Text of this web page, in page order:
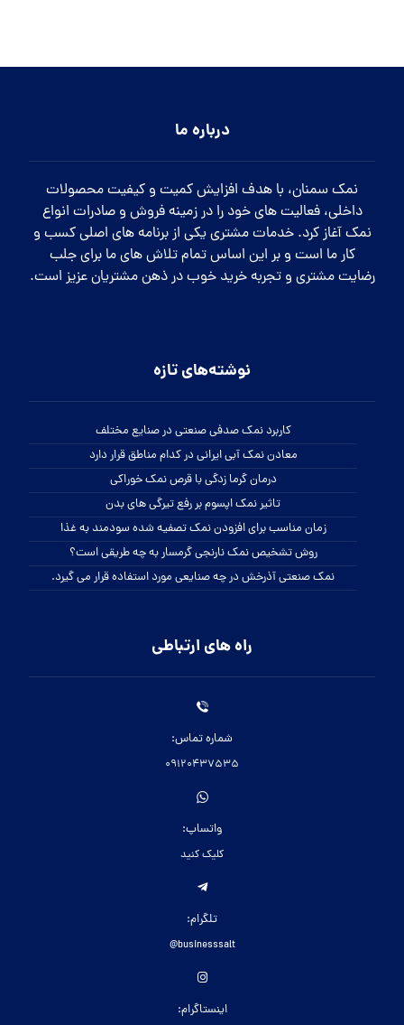
درباره ما
نمک سمنان، با هدف افزایش کمیت و کیفیت محصولات
داخلی، فعالیت های خود را در زمینه فروش و صادرات انواع
نمک آغاز کرد. خدمات مشتری یکی از برنامه های اصلی کسب و
کار ما است و بر این اساس تمام تلاش های ما برای جلب
رضایت مشتری و تجربه خرید خوب در ذهن مشتریان عزیز است.
نوشته‌های تازه
کاربرد نمک صدفی صنعتی در صنایع مختلف
معادن نمک آبی ایرانی در کدام مناطق قرار دارد
درمان گرما زدگی با قرص نمک خوراکی
تاثیر نمک اپسوم بر رفع تیرگی های بدن
زمان مناسب برای افزودن نمک تصفیه شده سودمند به غذا
روش تشخیص نمک نارنجی گرمسار به چه طریقی است؟
نمک صنعتی آذرخش در چه صنایعی مورد استفاده قرار می گیرد.
راه های ارتباطی
شماره تماس:
09120437535
واتساپ:
کلیک کنید
تلگرام:
businesssalt@
اینستاگرام: